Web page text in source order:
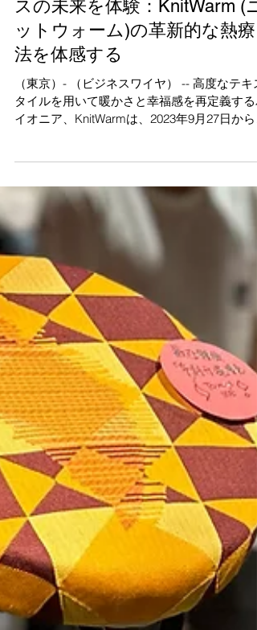
日本 財経新聞: [日語] ウェルネ
スの未来を体験：KnitWarm (ニ
ットウォーム)の革新的な熱療
法を体感する
（東京）- （ビジネスワイヤ） -- 高度なテキス
タイルを用いて暖かさと幸福感を再定義する
月29日に東京ビッグサイトの東展示ホールで
催される第 50回国際福祉機器展に参加するこ
を喜んで発表します。...